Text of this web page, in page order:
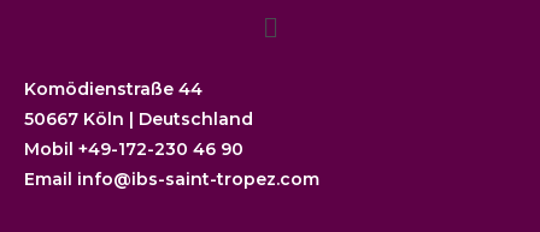
Komödienstraße 44
50667 Köln | Deutschland
Mobil +49-172-230 46 90
Email info@ibs-saint-tropez.com